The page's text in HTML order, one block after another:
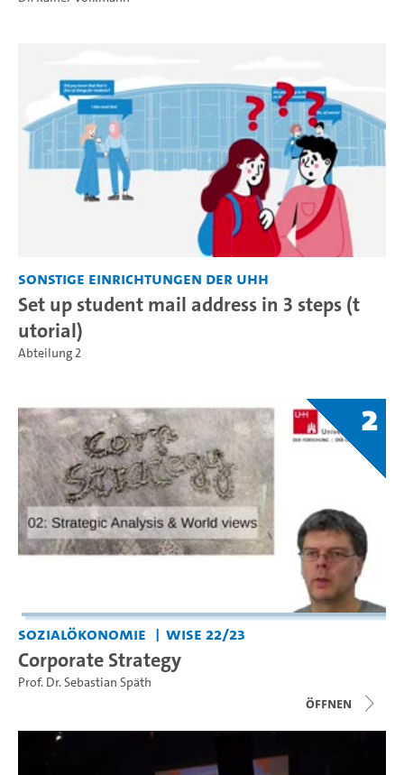
Sonstige Einrichtungen der UHH
Set up student mail address in 3 steps (t
utorial)
Abteilung 2
2
Sozialökonomie WiSe 22/23
Corporate Strategy
Prof. Dr. Sebastian Späth
Öffnen